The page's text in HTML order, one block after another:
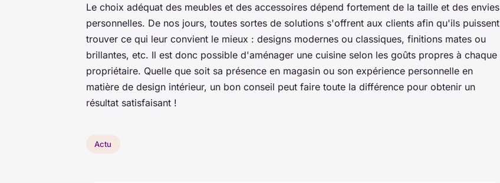
Le choix adéquat des meubles et des accessoires dépend fortement de la taille et des envies
personnelles. De nos jours, toutes sortes de solutions s'offrent aux clients afin qu'ils puissent
trouver ce qui leur convient le mieux : designs modernes ou classiques, finitions mates ou
brillantes, etc. Il est donc possible d'aménager une cuisine selon les goûts propres à chaque
propriétaire. Quelle que soit sa présence en magasin ou son expérience personnelle en
matière de design intérieur, un bon conseil peut faire toute la différence pour obtenir un
résultat satisfaisant !
Actu